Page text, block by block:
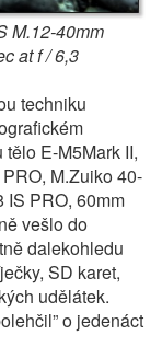
M.12-40mm
at f / 6,3
techniku
E-M5Mark II,
M.Zuiko 40-
IS PRO, 60mm
vešlo do
dalekohledu
SD karet,
udělátek.
o jedenáct